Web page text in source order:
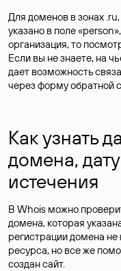
Для доменов в зонах
указано в поле
организация, то
Если вы не знаете, на
дает возможность
через форму обратной
Как узнать
домена,
истечения
В Whois можно
домена, которая
регистрации домена не
ресурса, но все же
создан сайт.